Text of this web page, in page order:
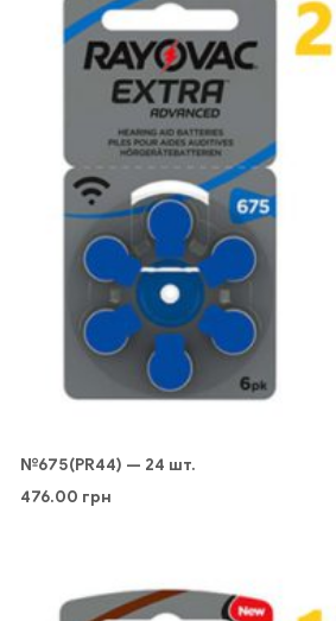
№675(PR44) — 24 шт.
476.00 грн